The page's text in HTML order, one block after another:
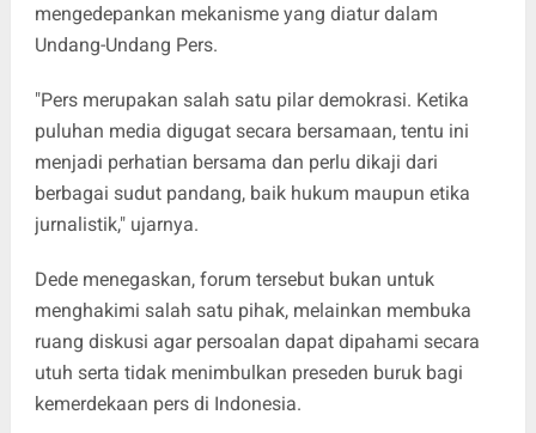
mengedepankan mekanisme yang diatur dalam
Undang-Undang Pers.
"Pers merupakan salah satu pilar demokrasi. Ketika
puluhan media digugat secara bersamaan, tentu ini
menjadi perhatian bersama dan perlu dikaji dari
berbagai sudut pandang, baik hukum maupun etika
jurnalistik," ujarnya.
Dede menegaskan, forum tersebut bukan untuk
menghakimi salah satu pihak, melainkan membuka
ruang diskusi agar persoalan dapat dipahami secara
utuh serta tidak menimbulkan preseden buruk bagi
kemerdekaan pers di Indonesia.